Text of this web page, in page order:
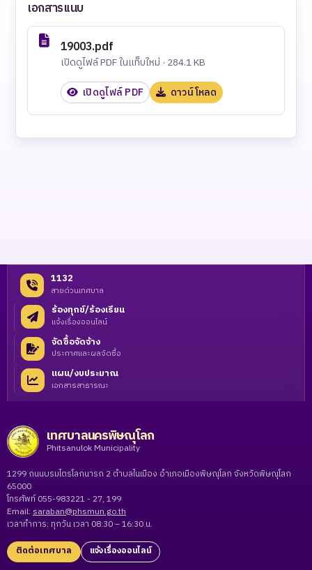
เอกสารแนบ
19003.pdf
เปิดดูไฟล์ PDF ในแท็บใหม่ · 284.1 KB
เปิดดูไฟล์ PDF ดาวน์โหลด
1132
สายด่วนเทศบาล
ร้องทุกข์/ร้องเรียน
แจ้งเรื่องออนไลน์
จัดซื้อจัดจ้าง
ประกาศและผลจัดซื้อ
แผน/งบประมาณ
เอกสารสาธารณะ
เทศบาลนครพิษณุโลก
Phitsanulok Municipality
1299 ถนนบรมไตรโลกนารถ 2 ตำบลในเมือง อำเภอเมืองพิษณุโลก จังหวัดพิษณุโลก
65000
โทรศัพท์ 055-983221 - 27, 199
Email: saraban@phsmun.go.th
เวลาทำการ: ทุกวัน เวลา 08:30 – 16:30 น.
ติดต่อเทศบาล แจ้งเรื่องออนไลน์